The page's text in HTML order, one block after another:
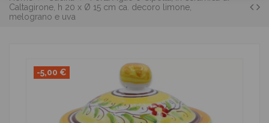
Caltagirone, h 20 x Ø 15 cm ca. decoro limone,
melograno e uva
-5,00 €